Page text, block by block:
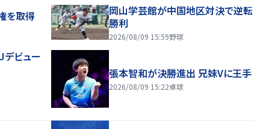
を取得
岡山学芸館が中国地区対決で逆転
勝利
2026/08/09 15:59野球
ビュー
張本智和が決勝進出 兄妹Vに王手
2026/08/09 15:22卓球